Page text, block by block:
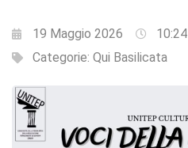
19 Maggio 2026
10:24
Categorie: Qui Basilicata